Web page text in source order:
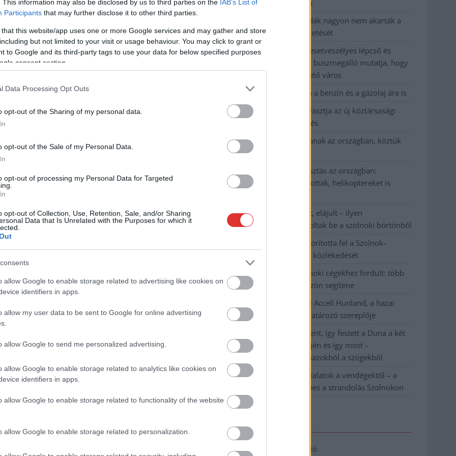
This information may also be disclosed by us to third parties on the IAB’s List of
Participants that may further disclose it to other third parties.
that this website/app uses one or more Google services and may gather and store
but not limited to your visit or usage behaviour. You may click to grant or
to Google and its third-party tags to use your data for below specified purposes
consent section.
Data Processing Opt Outs
opt-out of the Sharing of my personal data.
opt-out of the Sale of my Personal Data.
opt-out of processing my Personal Data for Targeted
opt-out of Collection, Use, Retention, Sale, and/or Sharing
Data that Is Unrelated with the Purposes for which it
allow Google to enable storage related to advertising like cookies on
identifiers in apps.
allow my user data to be sent to Google for online advertising
allow Google to send me personalized advertising.
allow Google to enable storage related to analytics like cookies on
identifiers in apps.
allow Google to enable storage related to functionality of the website
allow Google to enable storage related to personalization.
sok milliárd forint sorsára derül fény
hamarosan. A jogerős döntés alapján
hamarosan több száz, de inkább ezer iratot
kénytelenek nyilvánosságra hozni. Akkor hol
is a pénz?
,fidesz ,
menekülés zajlik a háttérben
arról beszélt, hogy az eddigi hatalmi elit
tagjai gőzerővel készítik elő külföldre
távozásukat, miközben próbálják
felszólította a hatóságokat, hogy
felelősök elszökését az országból.
már sorra igyekeznek értékesíteni hazai
kevesebbet vittek haza
A Szolnok megyei gazdák nagyon nem akarták a
JÉGER további üzemeltetését
Csendélet 5.0: alig balesetveszélyes lépcső és
remek állapotban levő buszmegálló mutatja, hogy
Szolnok mennyire élhető város
Pénteken újra csökken a benzin és a gázolaj ára is
Napokon belül megválasztja az új köztársasági
elnököt az Országgyűlés
Kiterjedt tüzek pusztítanak az országban, köztük
Karcagon
Harmadfokú hőségriasztás az országban:
Szolnokon klímát javítottak, helikoptereket is
A zárkában rosszul lett, elájult – ilyen
körülményekről számoltak be a szolnoki börtönből
Váratlan fennakadás borította fel a Szolnok–
Kecskemét vasútvonal közlekedését
A polgármester a szolnoki cégekhez fordult: több
száz elbocsátott dolgozón segítene
Csődbe ment a tószegi Accell Hunland, a hazai
kerékpárgyártás meghatározó szereplője
Egyszer fent, egyszer lent, így festett a Duna a két
évvel ezelőtti árvíz idején és így most –
fotógyűjtemény ugyanazokból a szögekből
Ilyenek eddig a tapasztalatok a vendégektől – a
hőhullám miatt ingyenes a strandolás Szolnokon
Adatkezelési tájékoztató